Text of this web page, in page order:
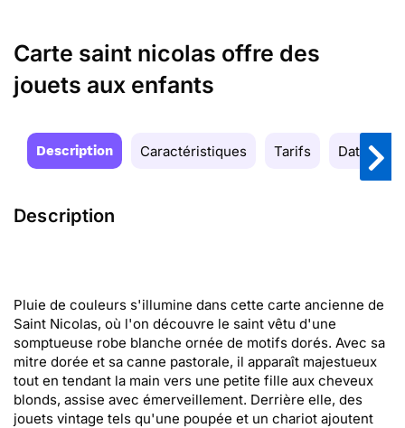
Carte saint nicolas offre des
jouets aux enfants
Description Caractéristiques Tarifs Date de
Description
Pluie de couleurs s'illumine dans cette carte ancienne de
Saint Nicolas, où l'on découvre le saint vêtu d'une
somptueuse robe blanche ornée de motifs dorés. Avec sa
mitre dorée et sa canne pastorale, il apparaît majestueux
tout en tendant la main vers une petite fille aux cheveux
blonds, assise avec émerveillement. Derrière elle, des
jouets vintage tels qu'une poupée et un chariot ajoutent